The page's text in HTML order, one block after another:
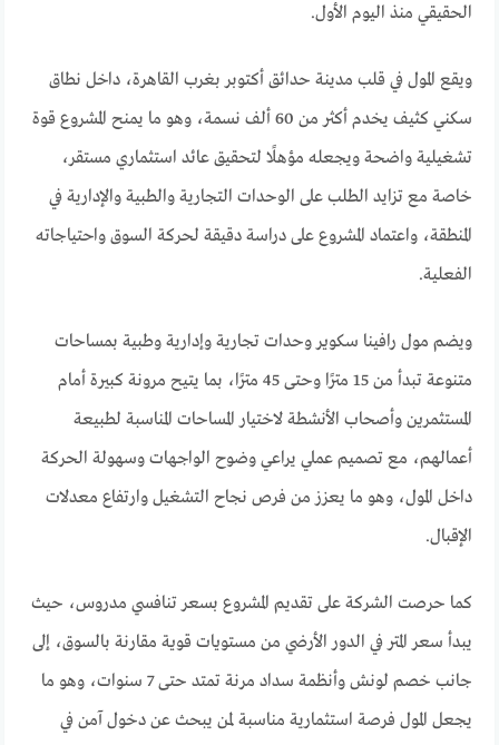
الحقيقي منذ اليوم الأول.
ويقع المول في قلب مدينة حدائق أكتوبر بغرب القاهرة، داخل نطاق
سكني كثيف يخدم أكثر من 60 ألف نسمة، وهو ما يمنح المشروع قوة
تشغيلية واضحة ويجعله مؤهلًا لتحقيق عائد استثماري مستقر،
خاصة مع تزايد الطلب على الوحدات التجارية والطبية والإدارية في
المنطقة، واعتماد المشروع على دراسة دقيقة لحركة السوق واحتياجاته
الفعلية.
ويضم مول رافينا سكوير وحدات تجارية وإدارية وطبية بمساحات
متنوعة تبدأ من 15 مترًا وحتى 45 مترًا، بما يتيح مرونة كبيرة أمام
المستثمرين وأصحاب الأنشطة لاختيار المساحات المناسبة لطبيعة
أعمالهم، مع تصميم عملي يراعي وضوح الواجهات وسهولة الحركة
داخل المول، وهو ما يعزز من فرص نجاح التشغيل وارتفاع معدلات
الإقبال.
كما حرصت الشركة على تقديم المشروع بسعر تنافسي مدروس، حيث
يبدأ سعر المتر في الدور الأرضي من مستويات قوية مقارنة بالسوق، إلى
جانب خصم لونش وأنظمة سداد مرنة تمتد حتى 7 سنوات، وهو ما
يجعل المول فرصة استثمارية مناسبة لمن يبحث عن دخول آمن في